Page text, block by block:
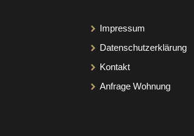
Impressum
Datenschutzerklärung
Kontakt
Anfrage Wohnung